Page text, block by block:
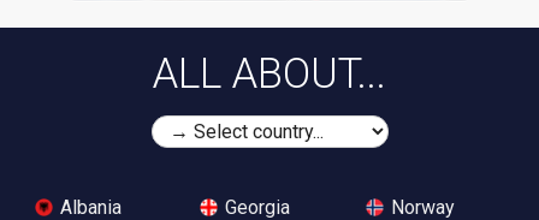
ALL ABOUT...
Albania
Georgia
Norway